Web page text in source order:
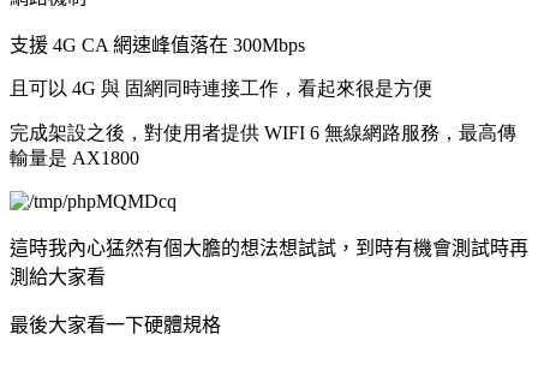
支援 4G CA 網速峰值落在 300Mbps
且可以 4G 與 固網同時連接工作，看起來很是方便
完成架設之後，對使用者提供 WIFI 6 無線網路服務，最高傳
輸量是 AX1800
這時我內心猛然有個大膽的想法想試試，到時有機會測試時再
測給大家看
最後大家看一下硬體規格